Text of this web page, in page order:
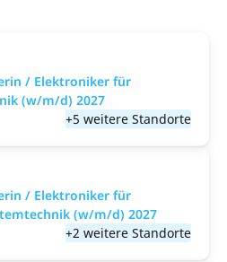
/ Elektroniker für
(w/m/d) 2027
+5 weitere Standorte
/ Elektroniker für
(w/m/d) 2027
+2 weitere Standorte